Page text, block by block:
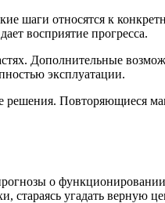
шаги относятся к
восприятие прогресса.
Дополнительные
эксплуатации.
решения. Повторяющиеся
о
стараясь угадать верную